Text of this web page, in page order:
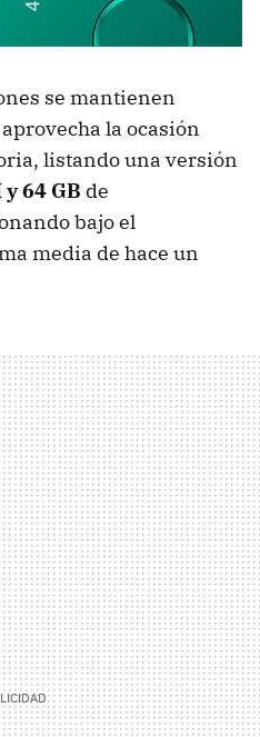
se mantienen
la ocasión
listando una versión
y 64 GB de
bajo el
media de hace un